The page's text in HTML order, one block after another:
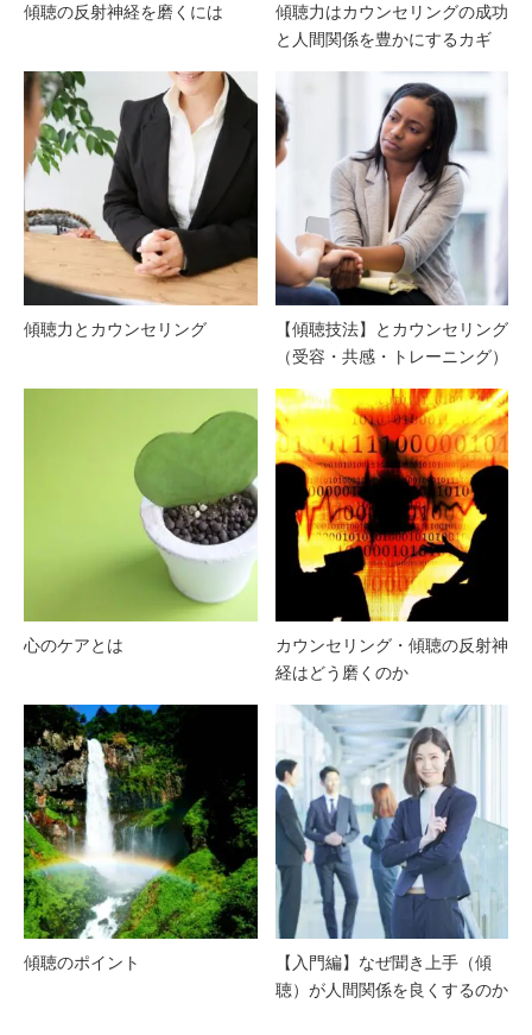
傾聴の反射神経を磨くには
傾聴力はカウンセリングの成功
と人間関係を豊かにするカギ
傾聴力とカウンセリング
【傾聴技法】とカウンセリング
（受容・共感・トレーニング）
心のケアとは
カウンセリング・傾聴の反射神
経はどう磨くのか
傾聴のポイント
【入門編】なぜ聞き上手（傾
聴）が人間関係を良くするのか